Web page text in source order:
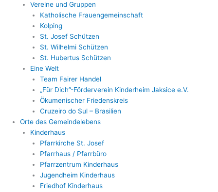
Vereine und Gruppen
Katholische Frauengemeinschaft
Kolping
St. Josef Schützen
St. Wilhelmi Schützen
St. Hubertus Schützen
Eine Welt
Team Fairer Handel
„Für Dich”-Förderverein Kinderheim Jaksice e.V.
Ökumenischer Friedenskreis
Cruzeiro do Sul – Brasilien
Orte des Gemeindelebens
Kinderhaus
Pfarrkirche St. Josef
Pfarrhaus / Pfarrbüro
Pfarrzentrum Kinderhaus
Jugendheim Kinderhaus
Friedhof Kinderhaus